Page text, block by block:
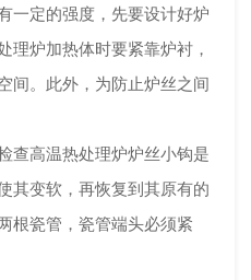
定的强度，先要设计好炉
理炉加热体时要紧靠炉衬，
间。此外，为防止炉丝之间
高温热处理炉炉丝小钩是
其变软，再恢复到其原有的
根瓷管，瓷管端头必须紧